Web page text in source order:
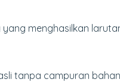
menghasilkan
tanpa campuran bahan